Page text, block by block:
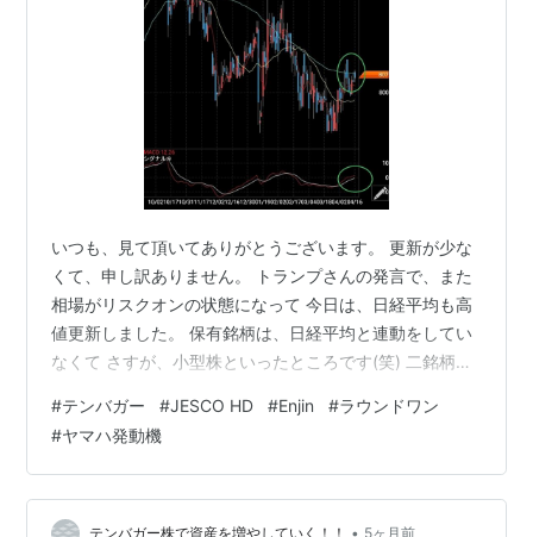
いつも、見て頂いてありがとうございます。 更新が少な
くて、申し訳ありません。 トランプさんの発言で、また
相場がリスクオンの状態になって 今日は、日経平均も高
値更新しました。 保有銘柄は、日経平均と連動をしてい
なくて さすが、小型株といったところです(笑) 二銘柄ほ
ょう。 まずは、Enjinの日足チャートです。 大幅減益で、
ひどい決算でしたが、前回から分かっているせいか 微動
だにせず、株価ほぼ横ばいでした。 自社株買いをしてい
るせいなのか、これだけ悪いと普通は ストップ安になっ
ても、おかしくないのですが、、。 保有している人も、
#テンバガー #JESCO HD #Enjin #ラウンドワン
#ヤマハ発動機
テンバガー株で資産を増やしていく！！ • 5ヶ月前